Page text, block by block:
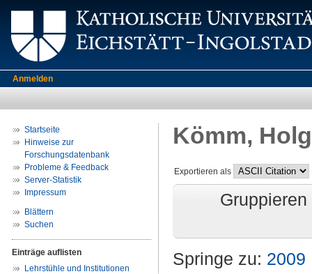
Anmelden
Startseite
Hinweise zur
Forschungsdatenbank
Probleme & Feedback
Server-Statistik
Impressum
Blättern
Suchen
Einträge auflisten
Lehrstühle und Institutionen
Kömm,
Exportieren als
Springe zu: 2009